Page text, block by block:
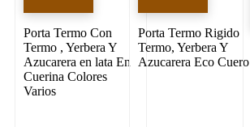
Porta Termo Con
Termo , Yerbera Y
Azucarera en lata En
Cuerina Colores
Varios
Porta Termo Rigido
Termo, Yerbera Y
Azucarera Eco Cuero